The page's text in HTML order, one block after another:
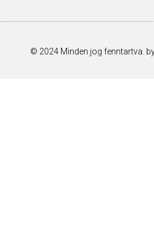
© 2024 Minden jog fenntartva.